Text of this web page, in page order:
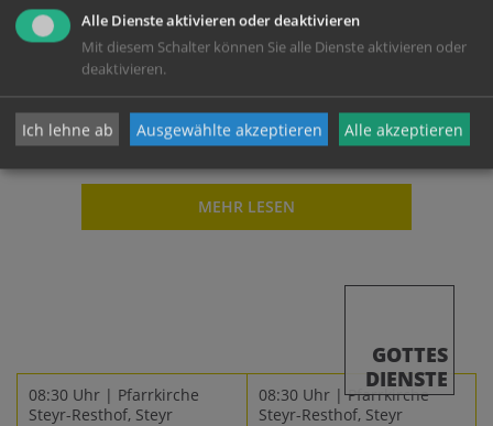
Dreikönigstag auch unseren Pfarrgottesdienst.
06.01.
MEHR LESEN
GOTTES
DIENSTE
08:30 Uhr | Pfarrkirche
Steyr-Resthof, Steyr
08:30 Uhr | Pfarrkirche
Steyr-Resthof, Steyr
Alle Dienste aktivieren oder deaktivieren
Mit diesem Schalter können Sie alle Dienste aktivieren oder
deaktivieren.
Ich lehne ab Ausgewählte akzeptieren Alle akzeptieren